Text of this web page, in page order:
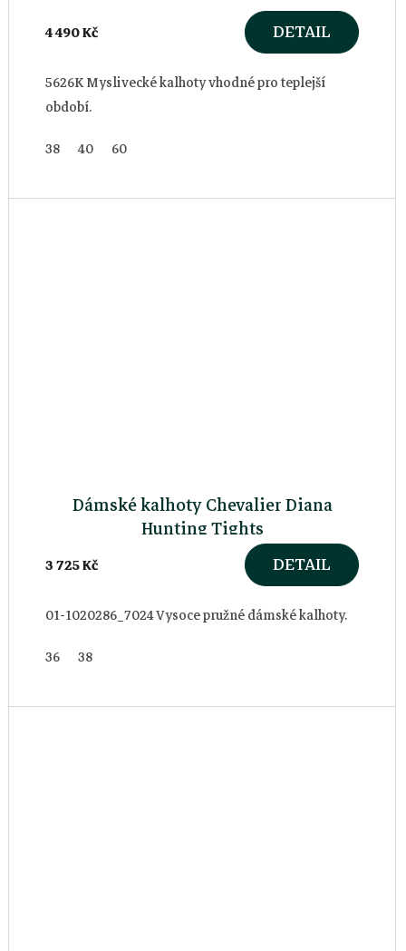
4 490 Kč DETAIL
5626K Myslivecké kalhoty vhodné pro teplejší
období.
38
40 60
Dámské kalhoty Chevalier Diana
Hunting Tights
3 725 Kč DETAIL
01-1020286_7024 Vysoce pružné dámské kalhoty.
36
38